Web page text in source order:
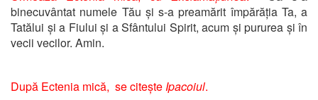
binecuvântat numele Tău și s-a preamărit împărăția Ta, a
Tatălui și a Fiului și a Sfântului Spirit, acum și pururea și în
vecii vecilor. Amin.
După Ectenia mică, se citește Ipacoiul.